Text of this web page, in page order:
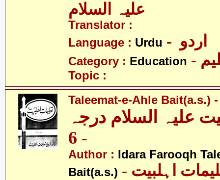
علیہ السلام
Translator :
Language : Urdu
Category : Education
Topic :
Taleemat-e-Ahle Bait(a.s.)
علیہ السلام درجہ
- 6
Author : Idara Farooqh
Bait(a.s.) - ادارہ فروغ تعلیمات اہلبیت